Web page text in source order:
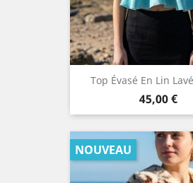
Top Évasé En Lin
Prix
45,00 €
NOUVEAU